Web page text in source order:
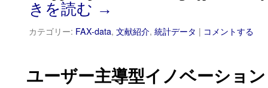
きを読む →
カテゴリー: FAX-data, 文献紹介, 統計データ | コメントする
ユーザー主導型イノベーショ